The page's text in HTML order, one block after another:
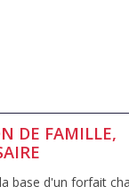
DE FAMILLE,
base d'un forfait